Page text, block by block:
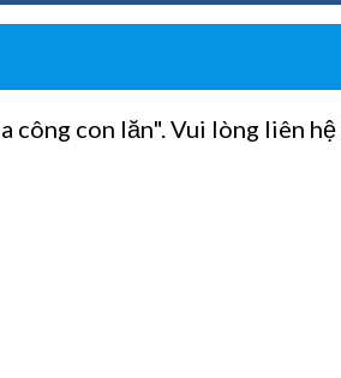
công con lăn". Vui lòng liên hệ